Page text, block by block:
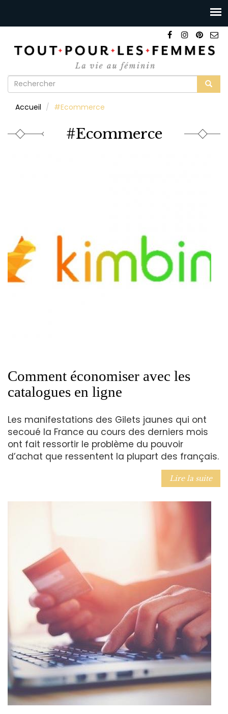
Formulaire
recherche
Accueil #Ecommerce
#Ecommerce
Comment économiser avec les
catalogues en ligne
Les manifestations des Gilets jaunes qui ont
secoué la France au cours des derniers mois
ont fait ressortir le problème du pouvoir
d’achat que ressentent la plupart des français.
Lire la suite